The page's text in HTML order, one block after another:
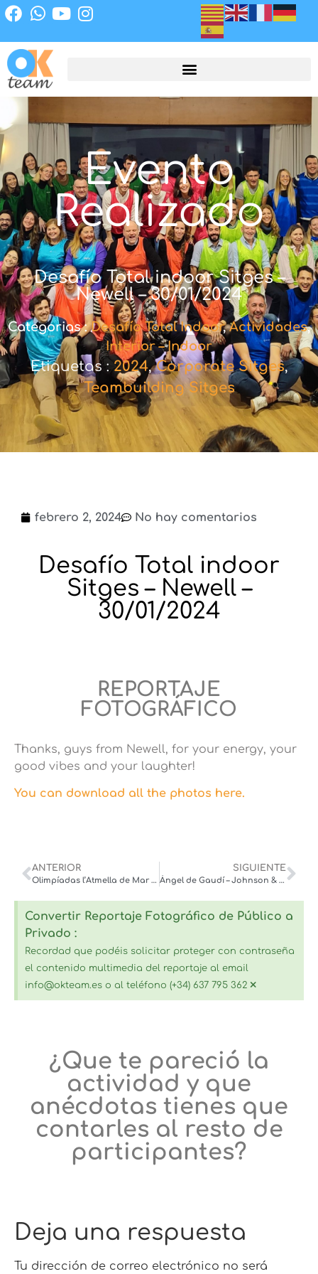
Evento
Realizado
Desafío Total indoor Sitges –
Newell – 30/01/2024
Categorias :Desafío Total Indoor,Actividades,
Interior – Indoor
Etiquetas :2024,Corporate Sitges,
Teambuilding Sitges
febrero 2, 2024 No hay comentarios
Desafío Total indoor
Sitges – Newell –
30/01/2024
REPORTAJE
FOTOGRÁFICO
Thanks, guys from Newell, for your energy, your
good vibes and your laughter!
You can download all the photos here.
ANTERIOR
Olimpíadas l’Atmella de Mar – Ayuntamiento- 27/01/2024
SIGUIENTE
Ángel de Gaudí – Johnson & Johnson 06/02/2024
Convertir Reportaje Fotográfico de Público a
Privado :
Recordad que podéis solicitar proteger con contraseña
el contenido multimedia del reportaje al email
info@okteam.es o al teléfono (+34) 637 795 362 ×
¿Que te pareció la
actividad y que
anécdotas tienes que
contarles al resto de
participantes?
Deja una respuesta
Tu dirección de correo electrónico no será